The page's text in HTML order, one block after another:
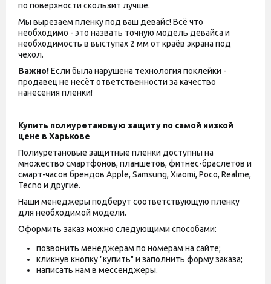
по поверхности скользит лучше.
Мы вырезаем пленку под ваш девайс! Всё что
необходимо - это назвать точную модель девайса и
необходимость в выступах 2 мм от краёв экрана под
чехол.
Важно!Если была нарушена технология поклейки -
продавец не несёт ответственности за качество
нанесения пленки!
Купить полиуретановую защиту по самой низкой
цене в Харькове
Полиуретановые защитные пленки доступны на
множество смартфонов, планшетов, фитнес-браслетов и
смарт-часов брендов Apple, Samsung, Xiaomi, Poco, Realme,
Tecno и другие.
Наши менеджеры подберут соответствующую пленку
для необходимой модели.
Оформить заказ можно следующими способами:
позвонить менеджерам по номерам на сайте;
кликнув кнопку "купить" и заполнить форму заказа;
написать нам в мессенджеры.